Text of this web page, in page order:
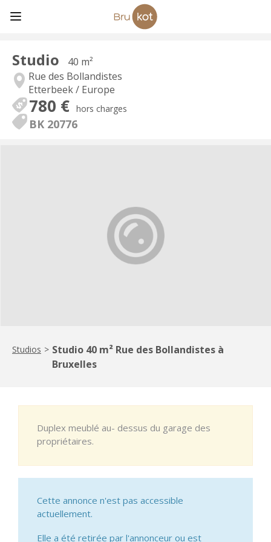
Studio
40 m²
Rue des Bollandistes
Etterbeek / Europe
780 € hors charges
BK 20776
Studios > Studio 40 m² Rue des Bollandistes à
Bruxelles
Duplex meublé au- dessus du garage des
propriétaires.
Cette annonce n'est pas accessible
actuellement.
Elle a été retirée par l'annonceur ou est